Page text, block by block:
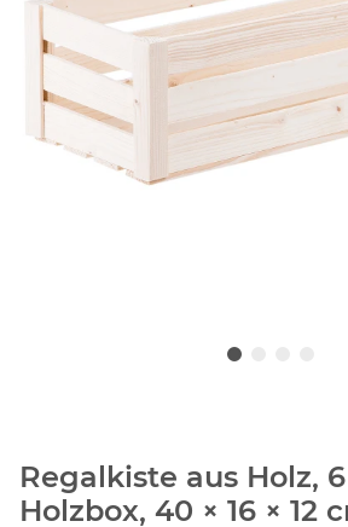
Regalkiste aus Holz,
Holzbox, 40 × 16 × 12